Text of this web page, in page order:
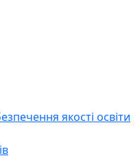
якості освіти